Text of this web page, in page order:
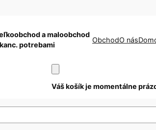
a maloobchod
potrebami
ObchodO nás
Váš košík je momentálne